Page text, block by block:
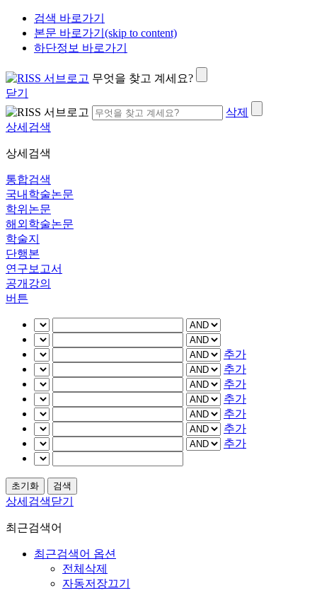
검색 바로가기
본문 바로가기(skip to content)
하단정보 바로가기
무엇을 찾고 계세요?
닫기
삭제
상세검색
상세검색
통합검색
국내학술논문
학위논문
해외학술논문
학술지
단행본
연구보고서
공개강의
버튼
추가
추가
추가
추가
추가
추가
추가
상세검색닫기
최근검색어
최근검색어 옵션
전체삭제
자동저장끄기